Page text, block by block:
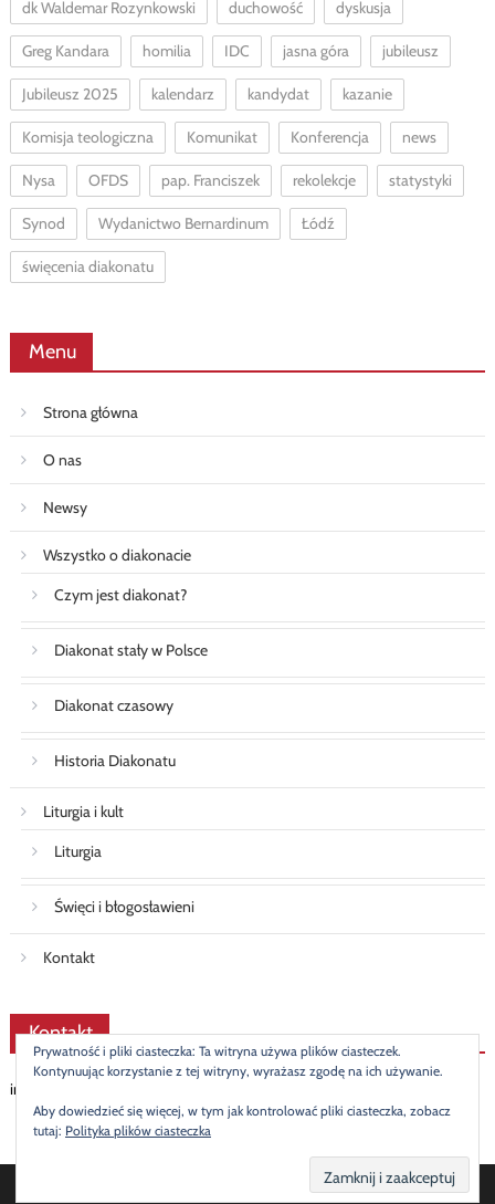
dk Waldemar Rozynkowski duchowość dyskusja
Greg Kandara homilia IDC jasna góra jubileusz
Jubileusz 2025 kalendarz kandydat kazanie
Komisja teologiczna Komunikat Konferencja news
Nysa OFDS pap. Franciszek rekolekcje statystyki
Synod Wydanictwo Bernardinum Łódź
święcenia diakonatu
Menu
Strona główna
O nas
Newsy
Wszystko o diakonacie
Czym jest diakonat?
Diakonat stały w Polsce
Diakonat czasowy
Historia Diakonatu
Liturgia i kult
Liturgia
Święci i błogosławieni
Kontakt
Kontakt
info@diakonat.pl
Newspaper Lite bythemecentury.
Prywatność i pliki ciasteczka: Ta witryna używa plików ciasteczek.
Kontynuując korzystanie z tej witryny, wyrażasz zgodę na ich używanie.
Aby dowiedzieć się więcej, w tym jak kontrolować pliki ciasteczka, zobacz
tutaj: Polityka plików ciasteczka